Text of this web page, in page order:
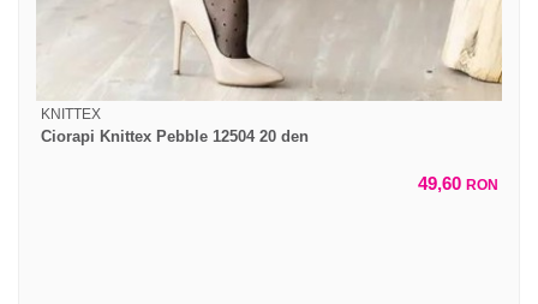
KNITTEX
Ciorapi Knittex Pebble 12504 20 den
49,60 RON